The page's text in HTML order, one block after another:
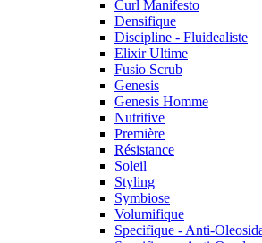
Curl Manifesto
Densifique
Discipline - Fluidealiste
Elixir Ultime
Fusio Scrub
Genesis
Genesis Homme
Nutritive
Première
Résistance
Soleil
Styling
Symbiose
Volumifique
Specifique - Anti-